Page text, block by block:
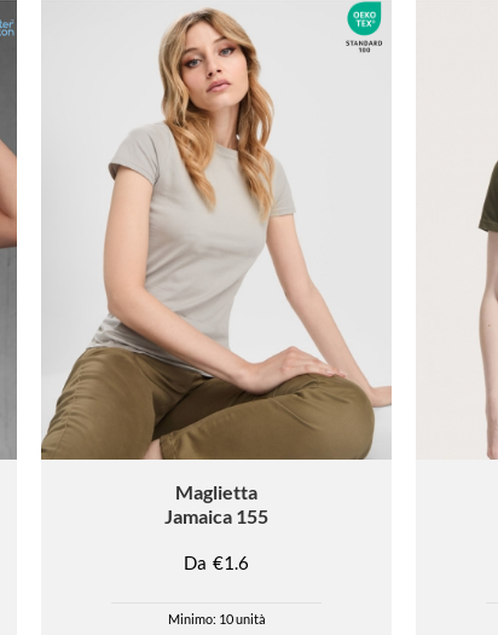
Maglietta
Jamaica 155
Da €1.6
Minimo: 10 unità